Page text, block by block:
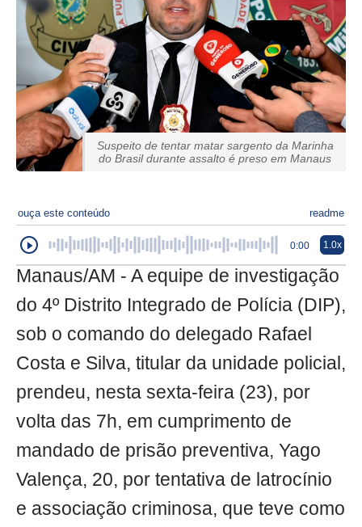
Suspeito de tentar matar sargento da Marinha
do Brasil durante assalto é preso em Manaus
ouça este conteúdo readme
0:00 1.0x
Manaus/AM - A equipe de investigação
do 4º Distrito Integrado de Polícia (DIP),
sob o comando do delegado Rafael
Costa e Silva, titular da unidade policial,
prendeu, nesta sexta-feira (23), por
volta das 7h, em cumprimento de
mandado de prisão preventiva, Yago
Valença, 20, por tentativa de latrocínio
e associação criminosa, que teve como